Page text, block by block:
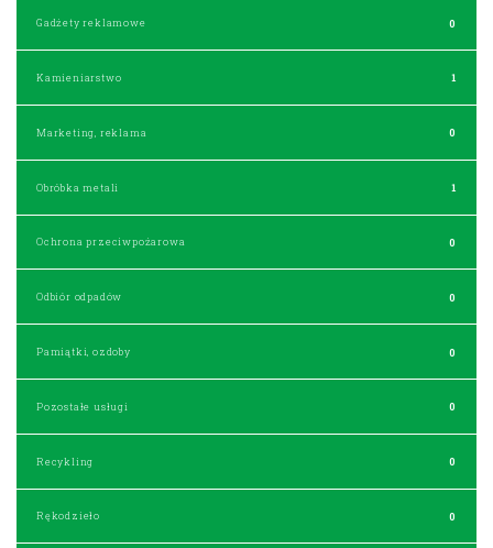
Gadżety reklamowe 0
Kamieniarstwo 1
Marketing, reklama 0
Obróbka metali 1
Ochrona przeciwpożarowa 0
Odbiór odpadów 0
Pamiątki, ozdoby 0
Pozostałe usługi 0
Recykling 0
Rękodzieło 0